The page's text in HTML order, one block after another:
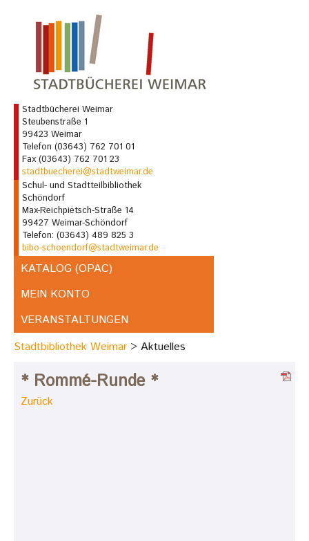
Stadtbücherei Weimar
Steubenstraße 1
99423 Weimar
Telefon (03643) 762 701 01
Fax (03643) 762 701 23
stadtbuecherei@stadtweimar.de
Schul- und Stadtteilbibliothek
Schöndorf
Max-Reichpietsch-Straße 14
99427 Weimar-Schöndorf
Telefon: (03643) 489 825 3
bibo-schoendorf@stadtweimar.de
KATALOG (OPAC)
MEIN KONTO
VERANSTALTUNGEN
Stadtbibliothek Weimar
Aktuelles
* Rommé-Runde *
Zurück